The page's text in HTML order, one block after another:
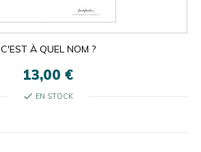
C'EST À QUEL NOM ?
13,00 €
check EN STOCK